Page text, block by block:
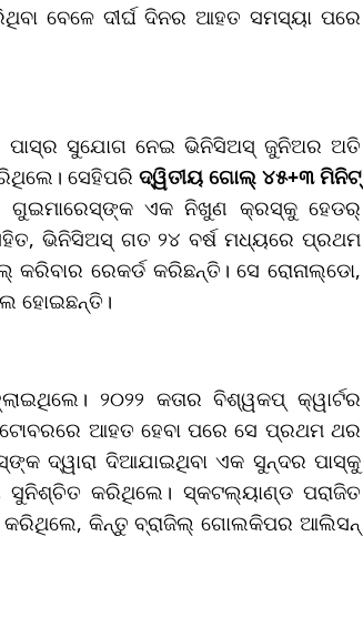
ବେଳେ ଦୀର୍ଘ ଦିନର ଆହତ ସମସ୍ୟା ପରେ
ସୁଯୋଗ ନେଇ ଭିନିସିଅସ୍ ଜୁନିଅର ଅତି
ସେହିପରି ଦ୍ୱିତୀୟ ଗୋଲ୍ ୪୫+୩ ମିନିଟ୍
ଗୁଇମାରେସ୍‌ଙ୍କ ଏକ ନିଖୁଣ କ୍ରସ୍‌କୁ ହେଡର୍
ଭିନିସିଅସ୍ ଗତ ୨୪ ବର୍ଷ ମଧ୍ୟରେ ପ୍ରଥମ
ରେକର୍ଡ କରିଛନ୍ତି। ସେ ରୋନାଲ୍ଡୋ,
ହୋଇଛନ୍ତି।
୨୦୨୨ କତାର ବିଶ୍ୱକପ୍ କ୍ୱାର୍ଟର
ଆହତ ହେବା ପରେ ସେ ପ୍ରଥମ ଥର
ଦ୍ୱାରା ଦିଆଯାଇଥିବା ଏକ ସୁନ୍ଦର ପାସ୍‌କୁ
କରିଥିଲେ। ସ୍କଟଲ୍ୟାଣ୍ଡ ପରାଜିତ
କରିଥିଲେ, କିନ୍ତୁ ବ୍ରାଜିଲ୍ ଗୋଲକିପର ଆଲିସନ୍